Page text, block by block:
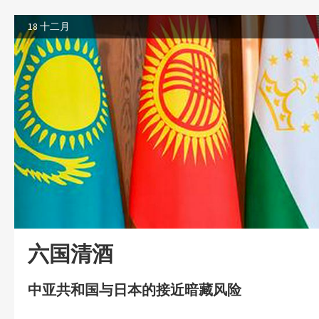
18 十二月
六国清酒
中亚共和国与日本的接近暗藏风险